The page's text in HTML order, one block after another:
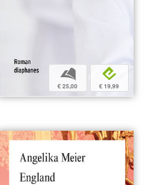
b
€ 25,00
e
€ 19,99